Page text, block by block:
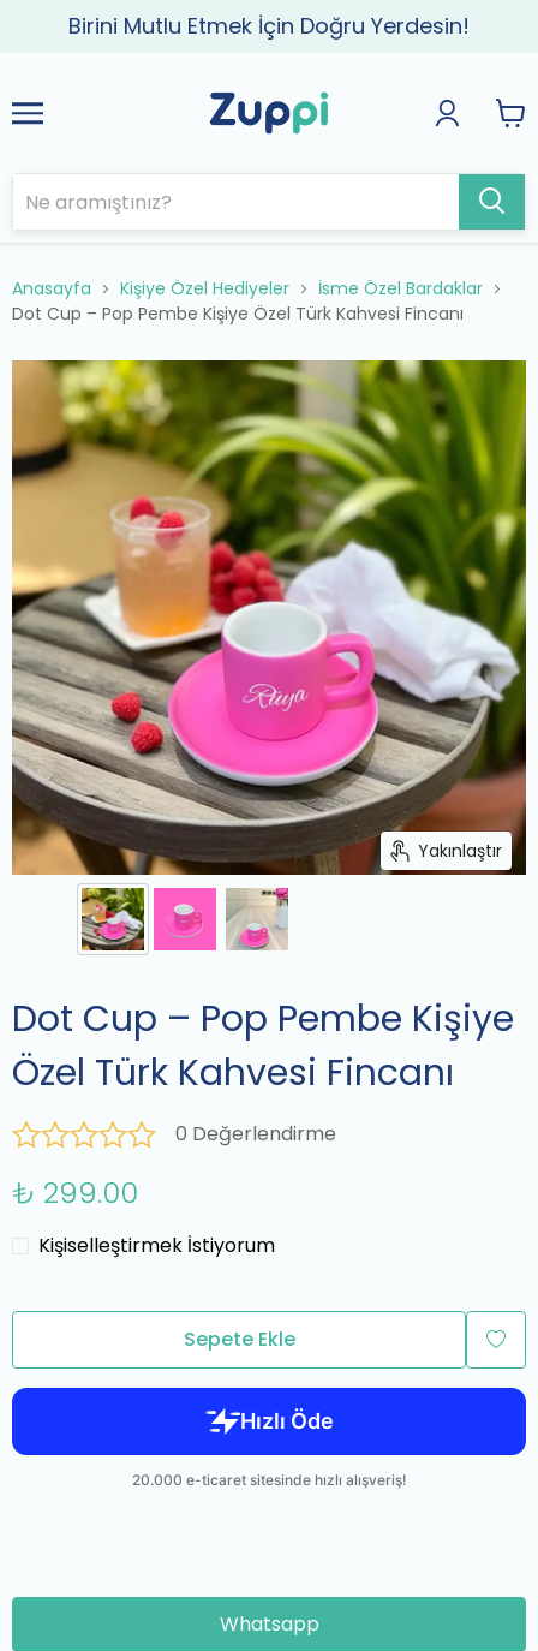
Birini Mutlu Etmek İçin Doğru Yerdesin!
Anasayfa Kişiye Özel Hediyeler
İsme Özel Bardaklar
Dot Cup – Pop Pembe Kişiye Özel Türk Kahvesi Fincanı
Yakınlaştır
Dot Cup – Pop Pembe Kişiye
Özel Türk Kahvesi Fincanı
0 Değerlendirme
₺ 299.00
Kişiselleştirmek İstiyorum
Sepete Ekle
Whatsapp